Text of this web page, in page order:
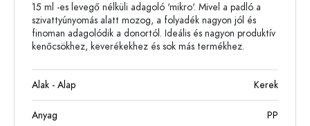
15 ml -es levegő nélküli adagoló 'mikro'. Mivel a padló a
szivattyúnyomás alatt mozog, a folyadék nagyon jól és
finoman adagolódik a donortól. Ideális és nagyon produktív
kenőcsökhez, keverékekhez és sok más termékhez.
Alak - Alap Kerek
Anyag PP